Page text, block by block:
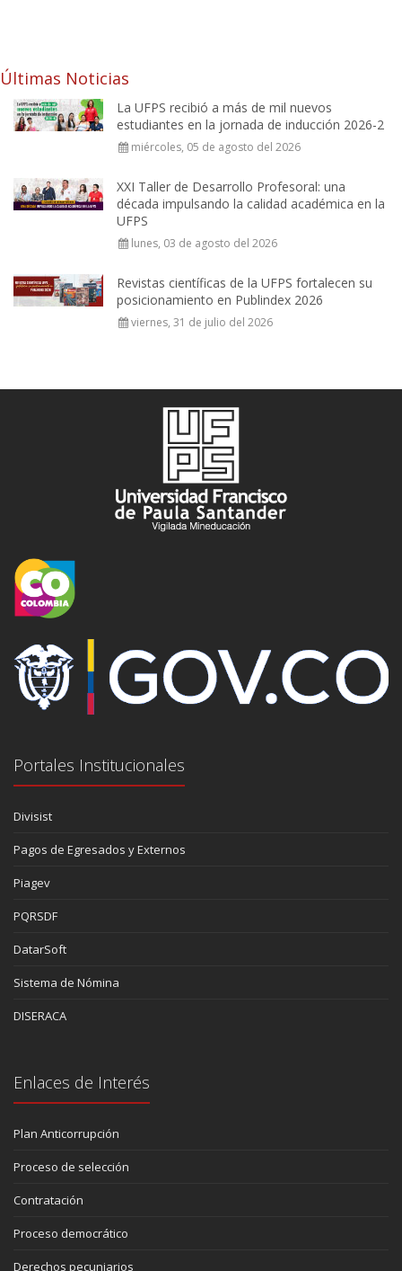
Últimas Noticias
La UFPS recibió a más de mil nuevos
estudiantes en la jornada de inducción 2026-2
miércoles, 05 de agosto del 2026
XXI Taller de Desarrollo Profesoral: una
década impulsando la calidad académica en la
UFPS
lunes, 03 de agosto del 2026
Revistas científicas de la UFPS fortalecen su
posicionamiento en Publindex 2026
viernes, 31 de julio del 2026
Portales Institucionales
Divisist
Pagos de Egresados y Externos
Piagev
PQRSDF
DatarSoft
Sistema de Nómina
DISERACA
Enlaces de Interés
Plan Anticorrupción
Proceso de selección
Contratación
Proceso democrático
Derechos pecuniarios